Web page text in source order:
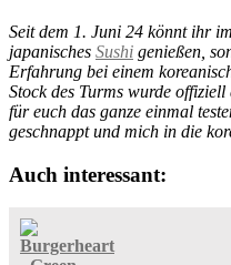
Seit dem 1. Juni 24 könnt ihr
japanisches Sushi genießen,
Erfahrung bei einem
Stock des Turms wurde
für euch das ganze einmal
geschnappt und mich in die
Auch interessant: